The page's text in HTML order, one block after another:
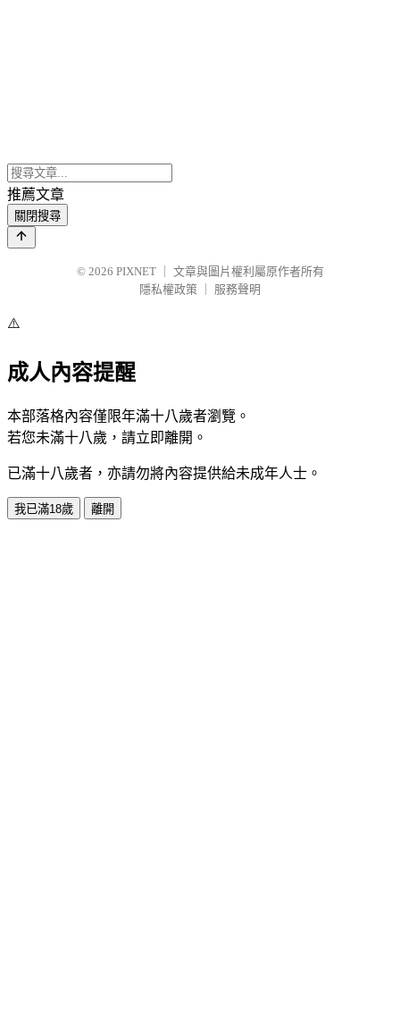
推薦文章
關閉搜尋
© 2026 PIXNET
文章與圖片權利屬原作者所有
隱私權政策
服務聲明
⚠️
成人內容提醒
本部落格內容僅限年滿十八歲者瀏覽。
若您未滿十八歲，請立即離開。
已滿十八歲者，亦請勿將內容提供給未成年人士。
我已滿18歲 離開